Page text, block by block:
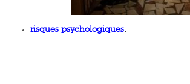
risques psychologiques.